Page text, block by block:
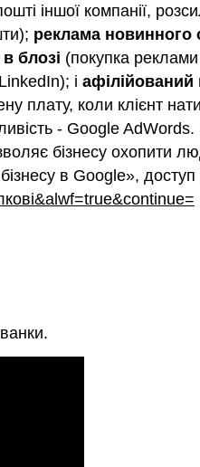
іншої компанії,
реклама новинного
блозі (покупка
і афілійований
плату, коли клієнт
- Google AdWords.
бізнесу охопити
в Google»,